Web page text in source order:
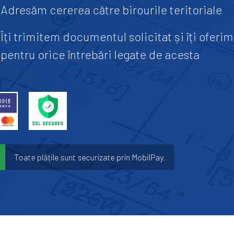
Adresăm cererea către birourile teritoriale
Îți trimitem documentul solicitat și îți
pentru orice întrebări legate de acesta
Toate plățile sunt securizate prin MobilPay.